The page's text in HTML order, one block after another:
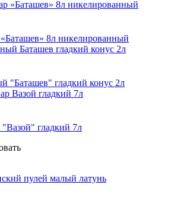
8л никелированный
"Баташев" гладкий конус 2л
гладкий 7л